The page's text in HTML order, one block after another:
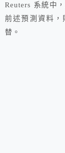
Reuters 系統中
前述預測資料，
替。